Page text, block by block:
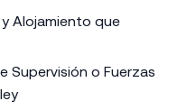
Alojamiento que
Supervisión o Fuerzas